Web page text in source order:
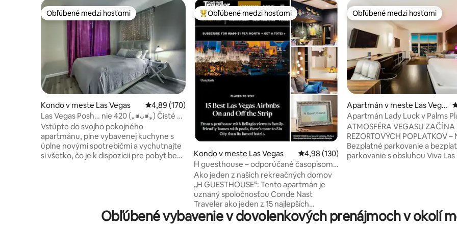
Obľúbené medzi hosťami
Obľúbené medzi hosťami
Kondo v meste Las Vegas Priemerné ohodnotenie 4,89 z 5, počet hodnotení: 170
4,89 (170)
Las Vegas Posh… nie 420 (⁎⁍̴̛ᴗ⁍̴̛⁎) Čisté a
chladné
Vstúpte do svojho pokojného
apartmánu, plne vybavenej kuchyne s
úplne novými spotrebičmi a vychutnajte
si všetko, čo je k dispozícii pre pobyt bez
načerpajte energiu pri objavovaní Las
Najobľúbenejšie medzi hosťami
Obľúbené medzi hosťami
Kondo v meste Las Vegas Priemerné ohodnotenie 4,98 z 5, počet
4,98 (130)
H guesthouse – odporúčané časopisom
Condé Nast Traveler
Ako jeden z našich rekreačných domov
„H GUESTHOUSE“: Tento apartmán je
uznaný spoločnosťou Conde Nast
Traveler ako jeden z 15 najlepších
apartmánov Airbnb v Las Vegas na
bulvári Strip aj mimo neho. Sme jediní na
Obľúbené medzi hosťami
Obľúbené medzi hosťami
Apartmán v meste Las Vega
s
Apartmán Lady Luck v Palms
balkón, 30. poschodie
ATMOSFÉRA VEGASU ZAČÍNA TU!
REZORTOVÝCH POPLATKOV –
Bezplatné parkovanie a
parkovanie s obsluhou Viva Las Vegas v
kúpeľov a prístupom ku
vzrušeniu, ktoré ponúka The
Obľúbené vybavenie v dovolenkových prenájmoch v okolí